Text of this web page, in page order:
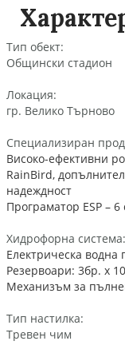
Тип обект:
Общински стадион
Локация:
гр. Велико Търново
Специализиран
Високо-ефективни
RainBird,
надеждност
Програматор ESP – 6
Хидрофорна система:
Електрическа водна
Резервоари: 3бр. х
Механизъм за
Тип настилка:
Тревен чим